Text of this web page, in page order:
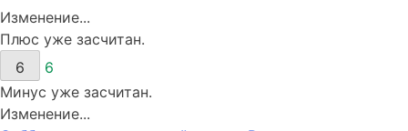
Изменение...
Плюс уже засчитан.
6
6
Минус уже засчитан.
Изменение...